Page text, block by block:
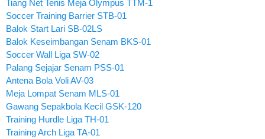
Tiang Net Tenis Meja Olympus TTM-1
Soccer Training Barrier STB-01
Balok Start Lari SB-02LS
Balok Keseimbangan Senam BKS-01
Soccer Wall Liga SW-02
Palang Sejajar Senam PSS-01
Antena Bola Voli AV-03
Meja Lompat Senam MLS-01
Gawang Sepakbola Kecil GSK-120
Training Hurdle Liga TH-01
Training Arch Liga TA-01